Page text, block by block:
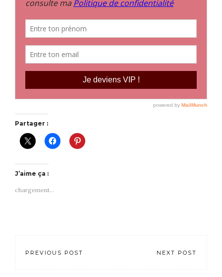
Partager :
J’aime ça :
chargement…
PREVIOUS POST NEXT POST